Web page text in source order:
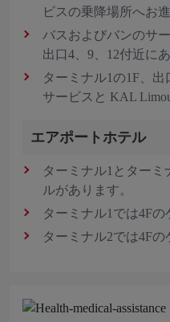
ビスの乗降場所へお
バスおよびバンのサ
出口4、9、12付近に
ターミナル1の1F、
サービスと KAL
エアポートホテル
ターミナル1とターミ
ルがあります。
ターミナル1では4Fの
ターミナル2では4Fの